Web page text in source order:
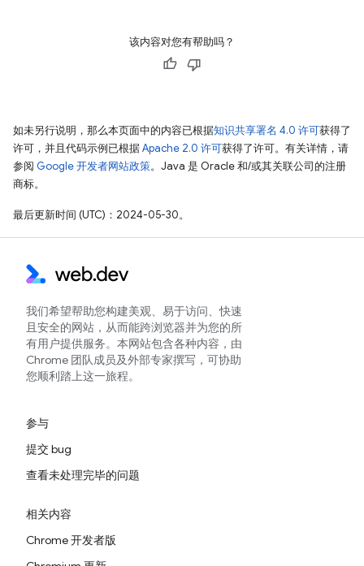
该内容对您有帮助吗？
如未另行说明，那么本页面中的内容已根据知识共享署名 4.0 许可获得了
许可，并且代码示例已根据Apache 2.0 许可获得了许可。有关详情，请
参阅 Google 开发者网站政策。Java 是 Oracle 和/或其关联公司的注册
商标。
最后更新时间 (UTC)：2024-05-30。
我们希望帮助您构建美观、易于访问、快速
且安全的网站，从而能跨浏览器并为您的所
有用户提供服务。本网站包含各种内容，由
Chrome 团队成员及外部专家撰写，可协助
您顺利踏上这一旅程。
参与
提交 bug
查看未处理完毕的问题
相关内容
Chrome 开发者版